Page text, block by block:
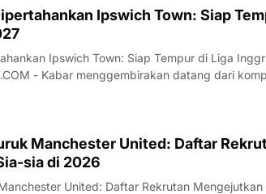
Ipswich Town: Siap
Ipswich Town: Siap Tempur di Liga
bola tertinggi
Manchester United: Daftar
sia di 2026
United: Daftar Rekrutan